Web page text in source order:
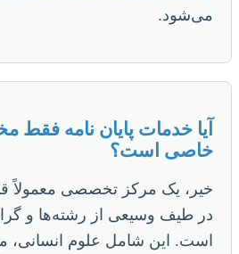
می‌شود.
آیا خدمات پایان نامه فقط
خاصی است؟
خیر، یک مرکز تخصصی معمولاً
در طیف وسیعی از رشته‌ها و
است. این شامل علوم انسانی،